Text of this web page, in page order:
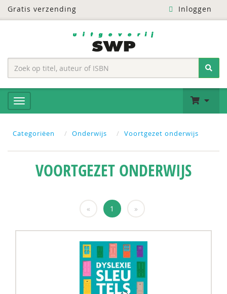
Gratis verzending Inloggen
Categoriëen Onderwijs Voortgezet onderwijs
VOORTGEZET ONDERWIJS
« 1 »